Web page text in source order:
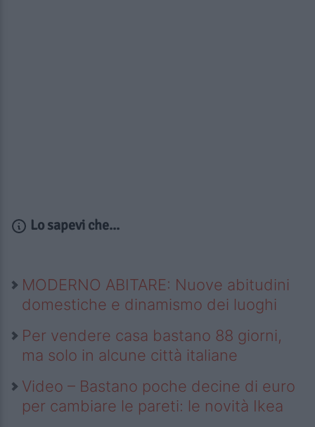
Lo sapevi che...
MODERNO ABITARE: Nuove abitudini
domestiche e dinamismo dei luoghi
Per vendere casa bastano 88 giorni,
ma solo in alcune città italiane
Video – Bastano poche decine di euro
per cambiare le pareti: le novità Ikea